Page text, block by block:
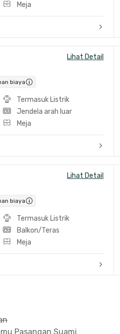
Meja
Lihat Detail
biaya
Termasuk Listrik
Jendela arah luar
Meja
Lihat Detail
biaya
Termasuk Listrik
Balkon/Teras
Meja
Pasangan Suami